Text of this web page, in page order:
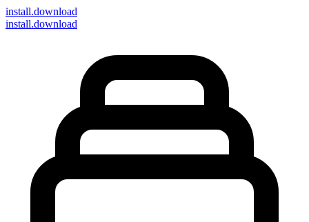
install.download
install.download